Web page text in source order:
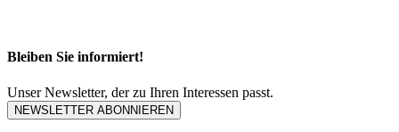
Bleiben Sie informiert!
Unser Newsletter, der zu Ihren Interessen passt.
NEWSLETTER ABONNIEREN